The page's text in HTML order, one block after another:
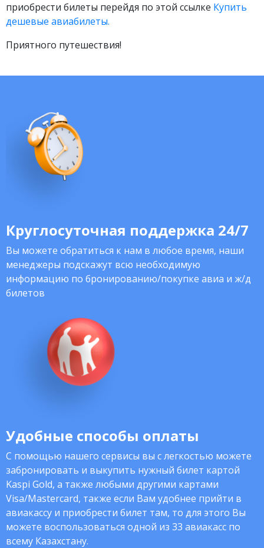
приобрести билеты перейдя по этой ссылке Купить
дешевые авиабилеты.
Приятного путешествия!
Круглосуточная поддержка 24/7
Вы можете обратиться к нам в любое время, наши
менеджеры подскажут всю необходимую
информацию по бронированию/покупке авиа и ж/д
билетов
Удобные способы оплаты
С помощью нашего сервисы вы с легкостью можете
забронировать и выкупить нужный билет картой
Kaspi Gold, а также любыми другими картами
Visa/Mastercard, также если Вам удобнее прийти в
авиакассу и приобрести билет там, то для этого Вы
можете воспользоваться одной из 33 авиакасс по
всему Казахстану.